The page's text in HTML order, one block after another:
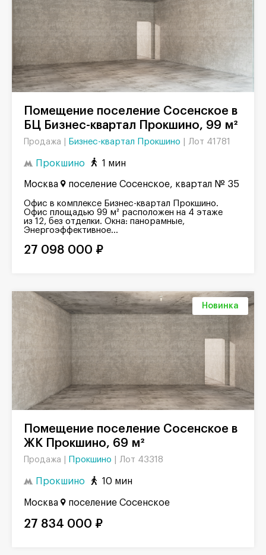
Помещение поселение Сосенское в
БЦ Бизнес-квартал Прокшино, 99 м²
Продажа | Бизнес-квартал Прокшино Лот 41781
Прокшино 1 мин
Москва поселение Сосенское, квартал № 35
Офис в комплексе Бизнес-квартал Прокшино.
Офис площадью 99 м² расположен на 4 этаже
из 12, без отделки. Окна: панорамные,
Энергоэффективное...
27 098 000 ₽
Новинка
ЖК Прокшино, 69 м²
Продажа | Прокшино Лот 43318
Прокшино 10 мин
Москва поселение Сосенское
27 834 000 ₽